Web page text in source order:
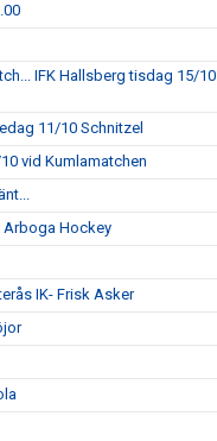
IFK Hallsberg tisdag 15/10
11/10 Schnitzel
vid Kumlamatchen
Arboga Hockey
IK- Frisk Asker